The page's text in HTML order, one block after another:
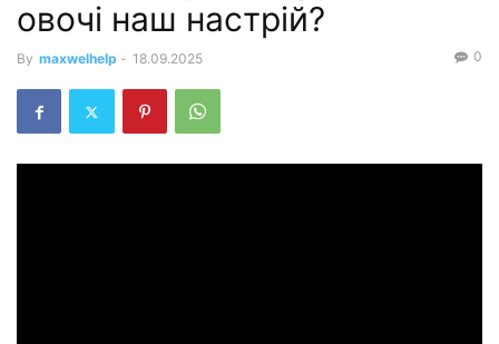
овочі наш настрій?
By maxwelhelp - 18.09.2025 0